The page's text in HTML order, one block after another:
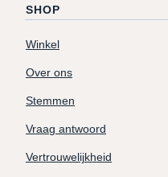
SHOP
Winkel
Over ons
Stemmen
Vraag antwoord
Vertrouwelijkheid